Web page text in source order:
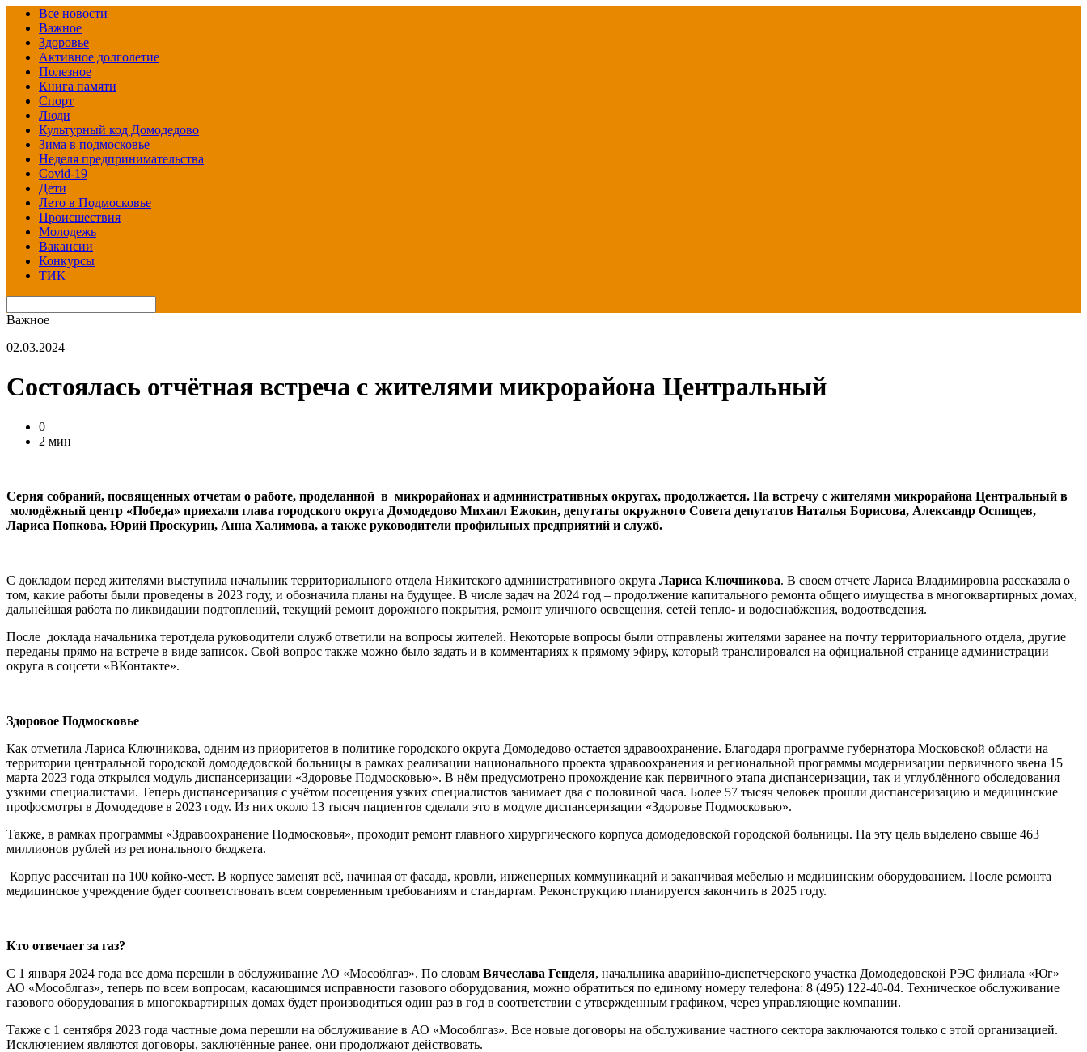
Все новости
Важное
Здоровье
Активное долголетие
Полезное
Книга памяти
Спорт
Люди
Культурный код Домодедово
Зима в подмосковье
Неделя предпринимательства
Covid-19
Дети
Лето в Подмосковье
Происшествия
Молодежь
Вакансии
Конкурсы
ТИК
Важное
02.03.2024
Состоялась отчётная встреча с жителями микрорайона Центральный
0
2 мин
Серия собраний, посвященных отчетам о работе, проделанной в микрорайонах и административных округах, продолжается. На встречу с жителями микрорайона Центральный в
молодёжный центр «Победа» приехали глава городского округа Домодедово Михаил Ежокин, депутаты окружного Совета депутатов Наталья Борисова, Александр Оспищев,
Лариса Попкова, Юрий Проскурин, Анна Халимова, а также руководители профильных предприятий и служб.
С докладом перед жителями выступила начальник территориального отдела Никитского административного округа Лариса Ключникова. В своем отчете Лариса Владимировна рассказала о
том, какие работы были проведены в 2023 году, и обозначила планы на будущее. В числе задач на 2024 год – продолжение капитального ремонта общего имущества в многоквартирных домах,
дальнейшая работа по ликвидации подтоплений, текущий ремонт дорожного покрытия, ремонт уличного освещения, сетей тепло- и водоснабжения, водоотведения.
После доклада начальника теротдела руководители служб ответили на вопросы жителей. Некоторые вопросы были отправлены жителями заранее на почту территориального отдела, другие
переданы прямо на встрече в виде записок. Свой вопрос также можно было задать и в комментариях к прямому эфиру, который транслировался на официальной странице администрации
округа в соцсети «ВКонтакте».
Здоровое Подмосковье
Как отметила Лариса Ключникова, одним из приоритетов в политике городского округа Домодедово остается здравоохранение. Благодаря программе губернатора Московской области на
территории центральной городской домодедовской больницы в рамках реализации национального проекта здравоохранения и региональной программы модернизации первичного звена 15
марта 2023 года открылся модуль диспансеризации «Здоровье Подмосковью». В нём предусмотрено прохождение как первичного этапа диспансеризации, так и углублённого обследования
узкими специалистами. Теперь диспансеризация с учётом посещения узких специалистов занимает два с половиной часа. Более 57 тысяч человек прошли диспансеризацию и медицинские
профосмотры в Домодедове в 2023 году. Из них около 13 тысяч пациентов сделали это в модуле диспансеризации «Здоровье Подмосковью».
Также, в рамках программы «Здравоохранение Подмосковья», проходит ремонт главного хирургического корпуса домодедовской городской больницы. На эту цель выделено свыше 463
миллионов рублей из регионального бюджета.
Корпус рассчитан на 100 койко-мест. В корпусе заменят всё, начиная от фасада, кровли, инженерных коммуникаций и заканчивая мебелью и медицинским оборудованием. После ремонта
медицинское учреждение будет соответствовать всем современным требованиям и стандартам. Реконструкцию планируется закончить в 2025 году.
Кто отвечает за газ?
С 1 января 2024 года все дома перешли в обслуживание АО «Мособлгаз». По словам Вячеслава Генделя, начальника аварийно-диспетчерского участка Домодедовской РЭС филиала «Юг»
АО «Мособлгаз», теперь по всем вопросам, касающимся исправности газового оборудования, можно обратиться по единому номеру телефона: 8 (495) 122-40-04. Техническое обслуживание
газового оборудования в многоквартирных домах будет производиться один раз в год в соответствии с утвержденным графиком, через управляющие компании.
Также с 1 сентября 2023 года частные дома перешли на обслуживание в АО «Мособлгаз». Все новые договоры на обслуживание частного сектора заключаются только с этой организацией.
Исключением являются договоры, заключённые ранее, они продолжают действовать.